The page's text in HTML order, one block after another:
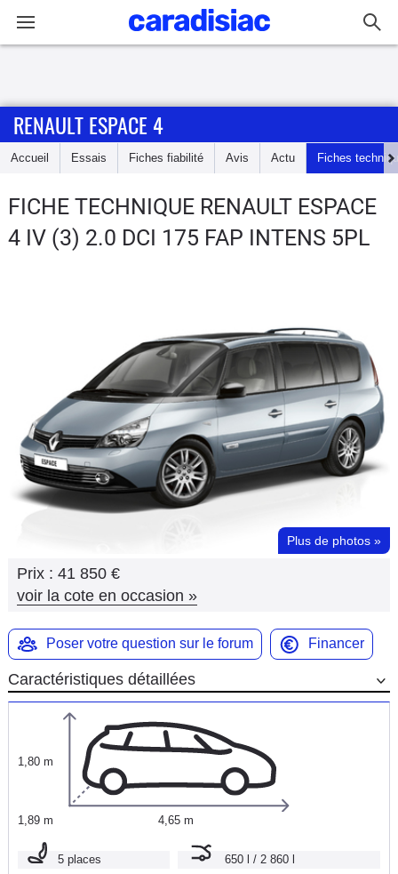
Accueil
Essais
Flottes
Auto
Services
Moto
Marques
RENAULT ESPACE 4
Accueil Essais Fiches fiabilité Avis Actu Fiches
FICHE TECHNIQUE RENAULT ESPACE
4 IV (3) 2.0 DCI 175 FAP INTENS 5PL
Plus de photos »
Prix : 41 850 €
voir la cote en occasion »
Poser votre question sur le forum Financer
Caractéristiques détaillées
1,80 m
1,89 m 4,65 m
5 places 650 l / 2 860 l